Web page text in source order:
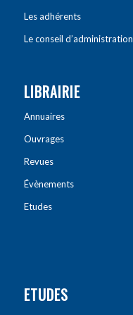
Les adhérents
Le conseil d’administration
LIBRAIRIE
Annuaires
Ouvrages
Revues
Évènements
Etudes
ETUDES